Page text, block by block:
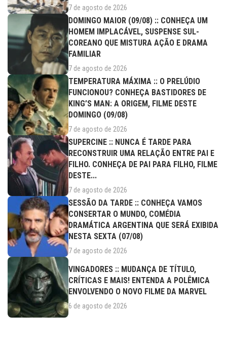
7 de agosto de 2026
DOMINGO MAIOR (09/08) :: CONHEÇA UM
HOMEM IMPLACÁVEL, SUSPENSE SUL-
COREANO QUE MISTURA AÇÃO E DRAMA
FAMILIAR
7 de agosto de 2026
TEMPERATURA MÁXIMA :: O PRELÚDIO
FUNCIONOU? CONHEÇA BASTIDORES DE
KING’S MAN: A ORIGEM, FILME DESTE
DOMINGO (09/08)
7 de agosto de 2026
SUPERCINE :: NUNCA É TARDE PARA
RECONSTRUIR UMA RELAÇÃO ENTRE PAI E
FILHO. CONHEÇA DE PAI PARA FILHO, FILME
DESTE...
7 de agosto de 2026
SESSÃO DA TARDE :: CONHEÇA VAMOS
CONSERTAR O MUNDO, COMÉDIA
DRAMÁTICA ARGENTINA QUE SERÁ EXIBIDA
NESTA SEXTA (07/08)
7 de agosto de 2026
VINGADORES :: MUDANÇA DE TÍTULO,
CRÍTICAS E MAIS! ENTENDA A POLÊMICA
ENVOLVENDO O NOVO FILME DA MARVEL
6 de agosto de 2026